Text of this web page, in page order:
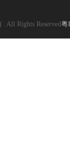
Rights Reserved粤